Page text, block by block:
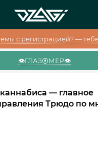
с регистрацией? —
👁️ГЛАЗ⦿МЕР👁️
— главное
Трюдо по